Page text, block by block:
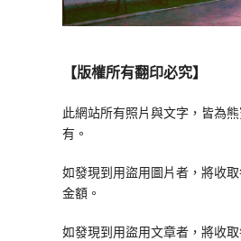
【版權所有翻印必究】
此網站所有照片與文字，皆為
有。
如發現到用盜用圖片者，將收
金額。
如發現到用盜用文章者，將收